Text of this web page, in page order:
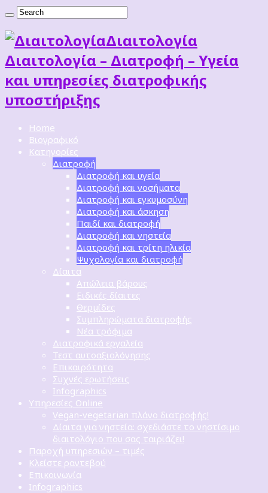
Διαιτoλογία
Διαιτολογία – Διατροφή – Υγεία
και υπηρεσίες διατροφικής
υποστήριξης
Home
Βιογραφικό
Κατηγορίες
Διατροφή
Διατροφή και υγεία
Διατροφή και νοσήματα
Διατροφή και εγκυμοσύνη
Διατροφή και άσκηση
Παιδί και διατροφή
Διατροφή και νηστεία
Διατροφή και τρίτη ηλικία
Ψυχολογία και διατροφή
Δίαιτα
Απώλεια βάρους
Ειδικές δίαιτες
Θερμίδες
Συμπληρώματα διατροφής
Νέα τρόφιμα
Διατροφικά εργαλεία
Τεστ αυτοαξιολόγησης
Επικαιρότητα
Συχνές ερωτήσεις
Infographics
Υπηρεσίες Online
Vegan-vegetarian πλάνο διατροφής!
Δίαιτα για νηστεία: σχεδιάστε το νηστίσιμο
διαιτολόγιο που σας ταιριάζει!
Παροχή υπηρεσιών – τιμές
Κλείστε ραντεβού
Επικοινωνία
Infographics